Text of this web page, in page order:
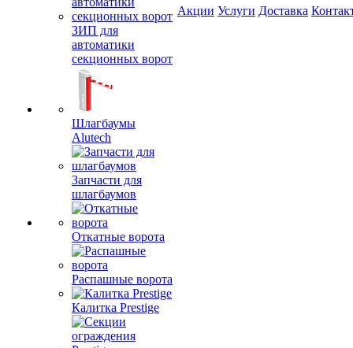
ЗИП для
автоматики
секционных ворот
Шлагбаумы
Alutech
Запчасти для
шлагбаумов
Откатные ворота
Распашные ворота
Калитка Prestige
Акции Услуги Доставка